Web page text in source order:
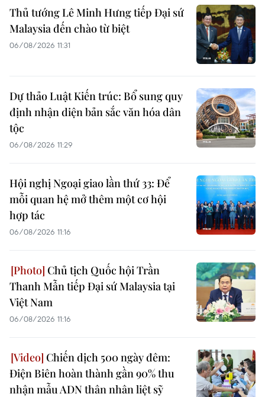
Thủ tướng Lê Minh Hưng tiếp Đại sứ
Malaysia đến chào từ biệt
06/08/2026 11:31
Dự thảo Luật Kiến trúc: Bổ sung quy
định nhận diện bản sắc văn hóa dân
tộc
06/08/2026 11:29
Hội nghị Ngoại giao lần thứ 33: Để
mỗi quan hệ mở thêm một cơ hội
hợp tác
06/08/2026 11:16
Chủ tịch Quốc hội Trần
Thanh Mẫn tiếp Đại sứ Malaysia tại
Việt Nam
06/08/2026 11:16
Chiến dịch 500 ngày đêm:
Điện Biên hoàn thành gần 90% thu
nhận mẫu ADN thân nhân liệt sỹ